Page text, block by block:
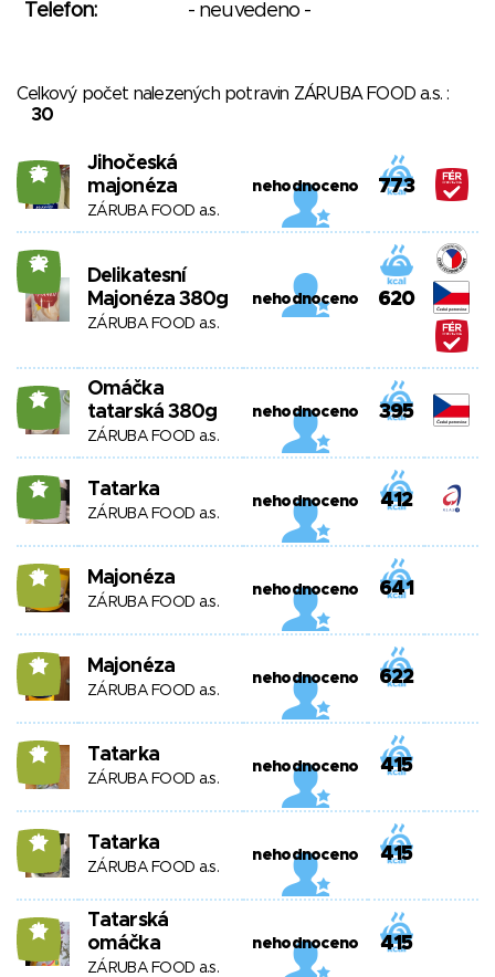
Telefon:
- neuvedeno -
Celkový počet nalezených potravin ZÁRUBA FOOD a.s. :
30
26
Jihočeská
majonéza
ZÁRUBA FOOD a.s.
nehodnoceno 773
22
Delikatesní
Majonéza 380g
ZÁRUBA FOOD a.s.
nehodnoceno 620
15
Omáčka
tatarská 380g
ZÁRUBA FOOD a.s.
nehodnoceno 395
15 Tatarka
ZÁRUBA FOOD a.s.
nehodnoceno 412
14 Majonéza
ZÁRUBA FOOD a.s.
nehodnoceno 641
14 Majonéza
ZÁRUBA FOOD a.s.
nehodnoceno 622
14 Tatarka
ZÁRUBA FOOD a.s.
nehodnoceno 415
14 Tatarka
ZÁRUBA FOOD a.s.
nehodnoceno 415
14
Tatarská
omáčka
ZÁRUBA FOOD a.s.
nehodnoceno 415